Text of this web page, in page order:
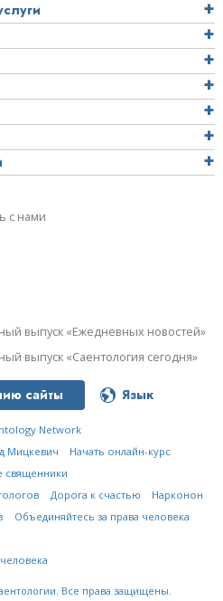
с нами
выпуск «Ежедневных новостей»
выпуск «Саентология сегодня»
сайты Язык
Network
Мицкевич
Начать онлайн-курс
священники
Дорога к счастью
Нарконон
Объединяйтесь за права человека
Все права защищены.